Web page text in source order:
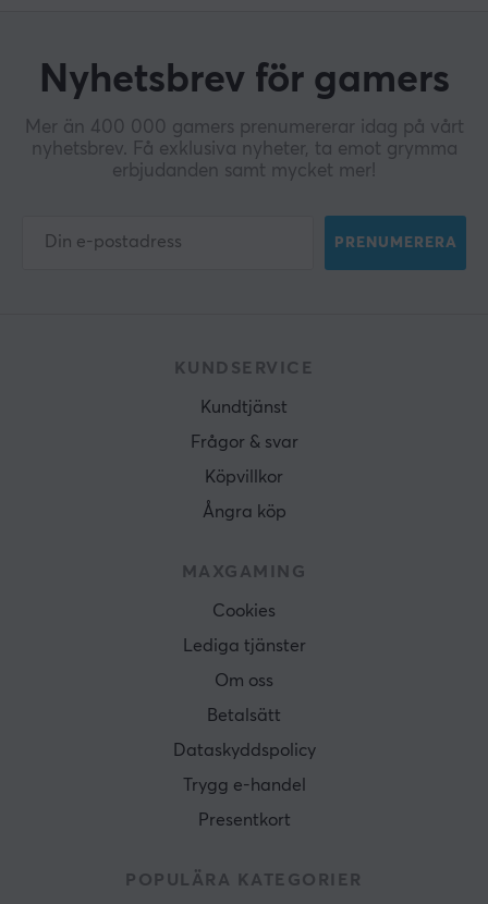
Nyhetsbrev för gamers
Mer än 400 000 gamers prenumererar idag på vårt
nyhetsbrev. Få exklusiva nyheter, ta emot grymma
erbjudanden samt mycket mer!
PRENUMERERA
KUNDSERVICE
Kundtjänst
Frågor & svar
Köpvillkor
Ångra köp
MAXGAMING
Cookies
Lediga tjänster
Om oss
Betalsätt
Dataskyddspolicy
Trygg e-handel
Presentkort
POPULÄRA KATEGORIER